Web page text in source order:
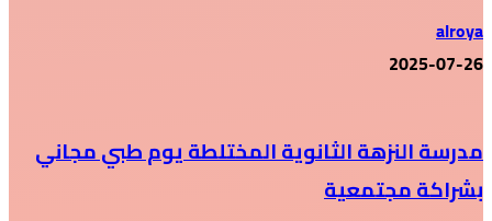
alroya
2025-07-26
مدرسة النزهة الثانوية المختلطة يوم طبي مجاني
بشراكة مجتمعية